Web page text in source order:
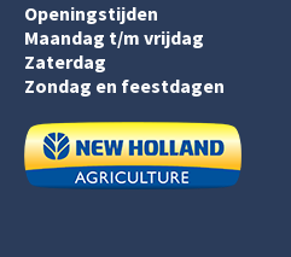
Openingstijden
Maandag t/m vrijdag
Zaterdag
Zondag en feestdagen